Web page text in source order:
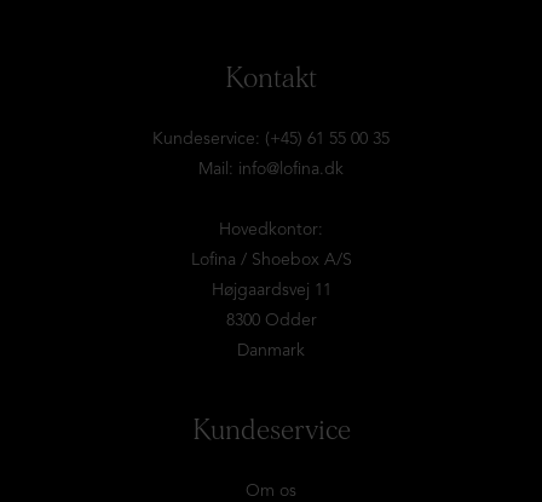
Kontakt
Kundeservice: (+45) 61 55 00 35
Mail: info@lofina.dk
Hovedkontor:
Lofina / Shoebox A/S
Højgaardsvej 11
8300 Odder
Danmark
Kundeservice
Om os